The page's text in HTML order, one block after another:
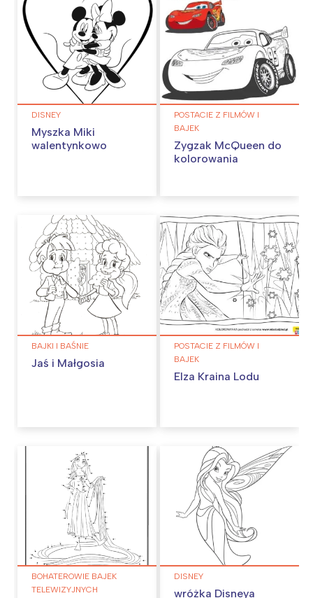
DISNEY
Myszka Miki
walentynkowo
POSTACIE Z FILMÓW I
BAJEK
Zygzak McQueen do
kolorowania
BAJKI I BAŚNIE
Jaś i Małgosia
POSTACIE Z FILMÓW I
BAJEK
Elza Kraina Lodu
BOHATEROWIE BAJEK
TELEWIZYJNYCH
DISNEY
wróżka Disneya